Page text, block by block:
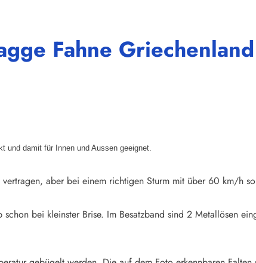
Fahne
und damit für Innen und Aussen geeignet.
aber bei einem richtigen Sturm mit über 60 km/h
bei kleinster Brise. Im Besatzband sind 2 Metallösen